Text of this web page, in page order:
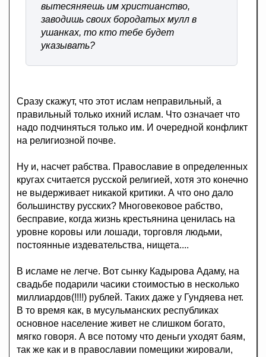
вытесяняешь им христианство,
заводишь своих бородатых мулл в
ушанках, то кто тебе будет
указывать?
Сразу скажут, что этот ислам неправильный, а
правильный только ихний ислам. Что означает что
надо подчиняться только им. И очередной конфликт
на религиозной почве.
Ну и, насчет рабства. Православие в определенных
кругах считается русской религией, хотя это конечно
не выдерживает никакой критики. А что оно дало
большинству русских? Многовековое рабство,
бесправие, когда жизнь крестьянина ценилась на
уровне коровы или лошади, торговля людьми,
постоянные издевательства, нищета....
В исламе не легче. Вот сынку Кадырова Адаму, на
свадьбе подарили часики стоимостью в несколько
миллиардов(!!!!) рублей. Таких даже у Гундяева нет.
В то время как, в мусульманских республиках
основное население живет не слишком богато,
мягко говоря. А все потому что деньги уходят баям,
так же как и в православии помещики жировали,